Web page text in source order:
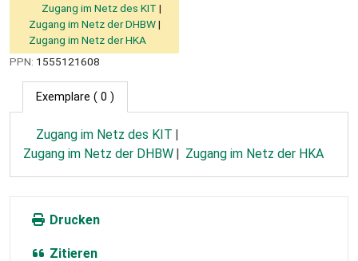
Zugang im Netz des KIT
Zugang im Netz der DHBW
Zugang im Netz der HKA
PPN: 1555121608
Exemplare ( 0 )
Zugang im Netz des KIT
Zugang im Netz der DHBW
Zugang im Netz der HKA
Drucken
Zitieren